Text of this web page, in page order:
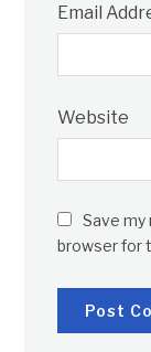
Email
Website
Save my
browser for